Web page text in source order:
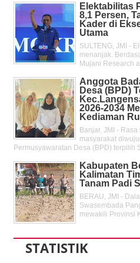
Elektabilitas
8,1 Persen,
Kader di
Utama
SULTENG, JMI -
menanjak.
Mujani Research
Anggota
Desa (BPD)
2026-2034
Kediaman
Banjar, JMI -
masyarakat
Permusyawaratan Desa (BPD) terpilih
Kabupaten
Kalimatan
Tanam Padi
BERAU, JMI -
Swasembada
mewakili Provinsi
STATISTIK